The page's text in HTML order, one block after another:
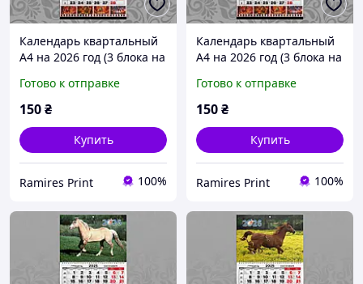
Календарь квартальный
А4 на 2026 год (3 блока на
поле) офсет Конь 005
Готово к отправке
150₴
Купить
Ramires Print 100%
Календарь квартальный
А4 на 2026 год (3 блока на
поле) офсет Конь 006
Готово к отправке
150₴
Купить
Ramires Print 100%